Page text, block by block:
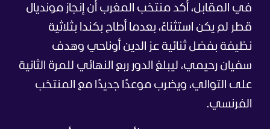
في المقابل، أكد منتخب المغرب أن إنجاز مونديال
قطر لم يكن استثناءً، بعدما أطاح بكندا بثلاثية
نظيفة بفضل ثنائية عز الدين أوناحي وهدف
سفيان رحيمي، ليبلغ الدور ربع النهائي للمرة الثانية
على التوالي، ويضرب موعدًا جديدًا مع المنتخب
الفرنسي.